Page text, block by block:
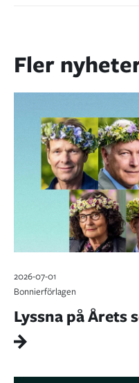
Fler
2026-07-01
Bonnierförlagen
Lyssna på Årets